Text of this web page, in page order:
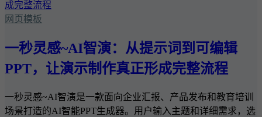
网页模板
一秒灵感~AI智演：从提示词到可编辑
PPT，让演示制作真正形成完整流程
一秒灵感~AI智演是一款面向企业汇报、产品发布和教育培训
场景打造的AI智能PPT生成器。用户输入主题和详细需求，选